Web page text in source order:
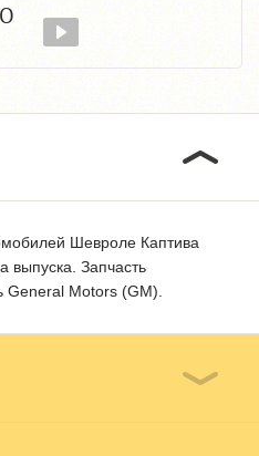
Шевроле Каптива
выпуска. Запчасть
General Motors (GM).